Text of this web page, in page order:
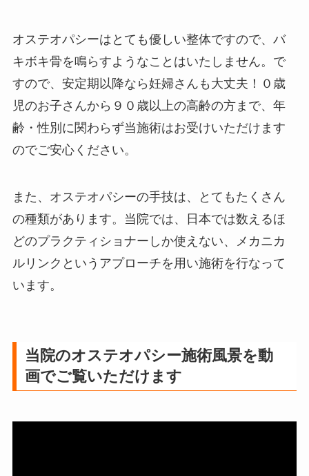
オステオパシーはとても優しい整体ですので、バ
キボキ骨を鳴らすようなことはいたしません。で
すので、安定期以降なら妊婦さんも大丈夫！０歳
児のお子さんから９０歳以上の高齢の方まで、年
齢・性別に関わらず当施術はお受けいただけます
のでご安心ください。
また、オステオパシーの手技は、とてもたくさん
の種類があります。当院では、日本では数えるほ
どのプラクティショナーしか使えない、メカニカ
ルリンクというアプローチを用い施術を行なって
います。
当院のオステオパシー施術風景を動
画でご覧いただけます